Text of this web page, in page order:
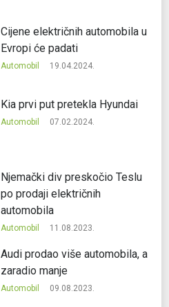
Cijene električnih automobila u
Evropi će padati
Automobil 19.04.2024.
Kia prvi put pretekla Hyundai
Automobil 07.02.2024.
Njemački div preskočio Teslu
po prodaji električnih
automobila
Automobil 11.08.2023.
Audi prodao više automobila, a
zaradio manje
Automobil 09.08.2023.